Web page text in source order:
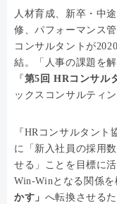
人材育成、新卒・中
修、パフォーマンス
コンサルタントが
結。「人事の課題を
『第5回 HRコンサル
ックスコンサルティ
『HRコンサルタント
に「新入社員の採用
せる」ことを目標に
Win-Winとなる関係
かす」 へ転換させる